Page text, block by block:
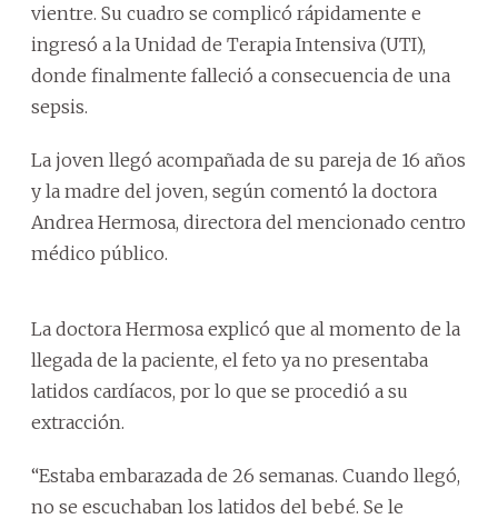
vientre. Su cuadro se complicó rápidamente e
ingresó a la Unidad de Terapia Intensiva (UTI),
donde finalmente falleció a consecuencia de una
sepsis.
La joven llegó acompañada de su pareja de 16 años
y la madre del joven, según comentó la doctora
Andrea Hermosa, directora del mencionado centro
médico público.
La doctora Hermosa explicó que al momento de la
llegada de la paciente, el feto ya no presentaba
latidos cardíacos, por lo que se procedió a su
extracción.
“Estaba embarazada de 26 semanas. Cuando llegó,
no se escuchaban los latidos del bebé. Se le